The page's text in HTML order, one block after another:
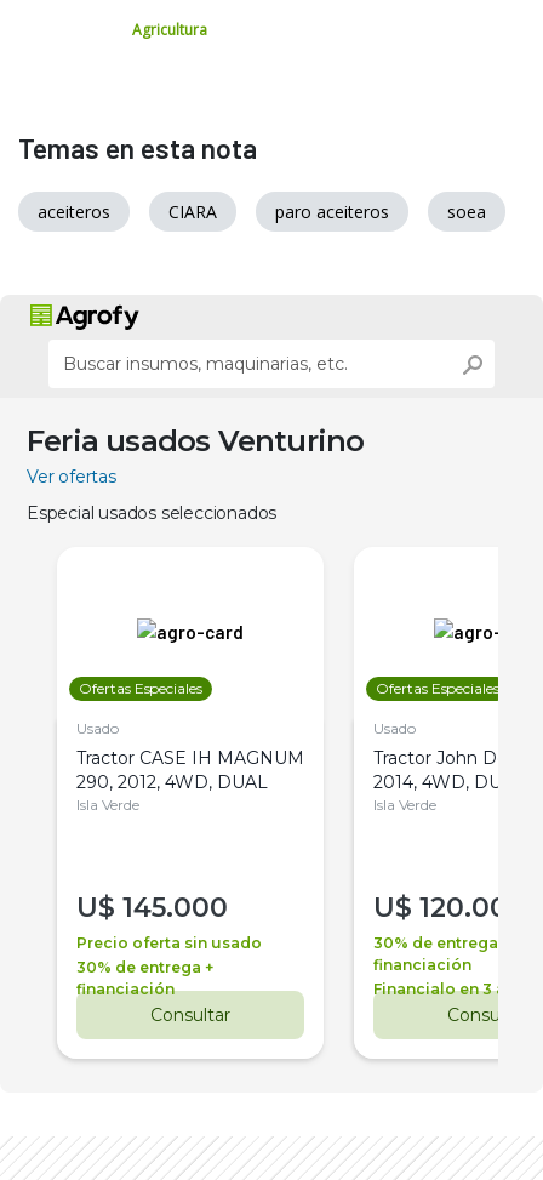
Agricultura
Temas en esta nota
aceiteros CIARA paro aceiteros soea
Feria usados Venturino
Ver ofertas
Especial usados seleccionados
Ofertas Especiales
Usado
Tractor CASE IH MAGNUM
290, 2012, 4WD, DUAL
Isla Verde
U$ 145.000
Precio oferta sin usado
30% de entrega +
financiación
Consultar
Ofertas Especiales
Usado
Tractor John Deere
2014, 4WD, DUAL
Isla Verde
U$ 120.000
30% de entrega +
financiación
Financialo en 3 años
Consultar